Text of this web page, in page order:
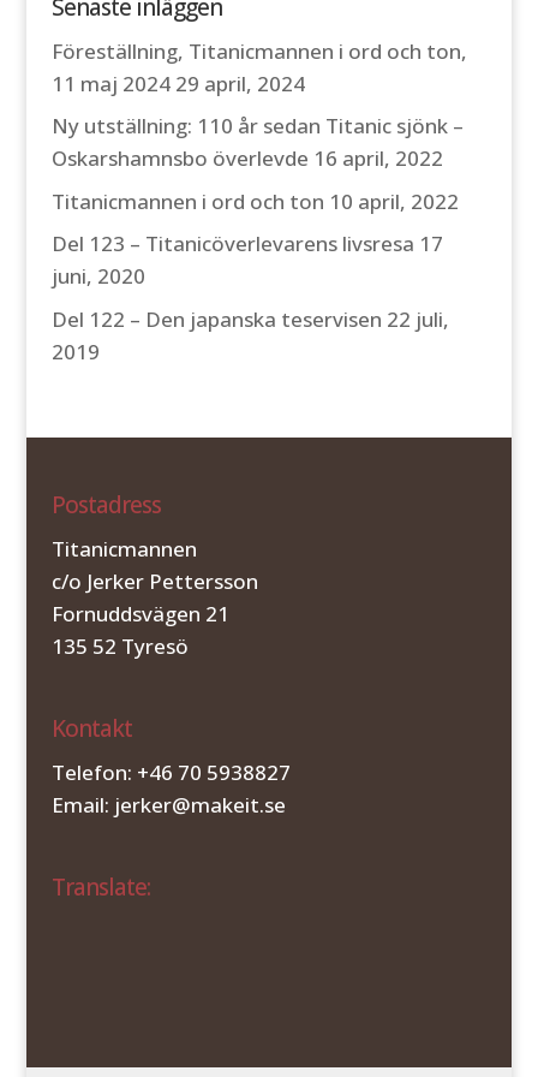
Senaste inläggen
Föreställning, Titanicmannen i ord och ton,
11 maj 2024 29 april, 2024
Ny utställning: 110 år sedan Titanic sjönk –
Oskarshamnsbo överlevde 16 april, 2022
Titanicmannen i ord och ton 10 april, 2022
Del 123 – Titanicöverlevarens livsresa 17
juni, 2020
Del 122 – Den japanska teservisen 22 juli,
2019
Postadress
Titanicmannen
c/o Jerker Pettersson
Fornuddsvägen 21
135 52 Tyresö
Kontakt
Telefon: +46 70 5938827
Email: jerker@makeit.se
Translate: